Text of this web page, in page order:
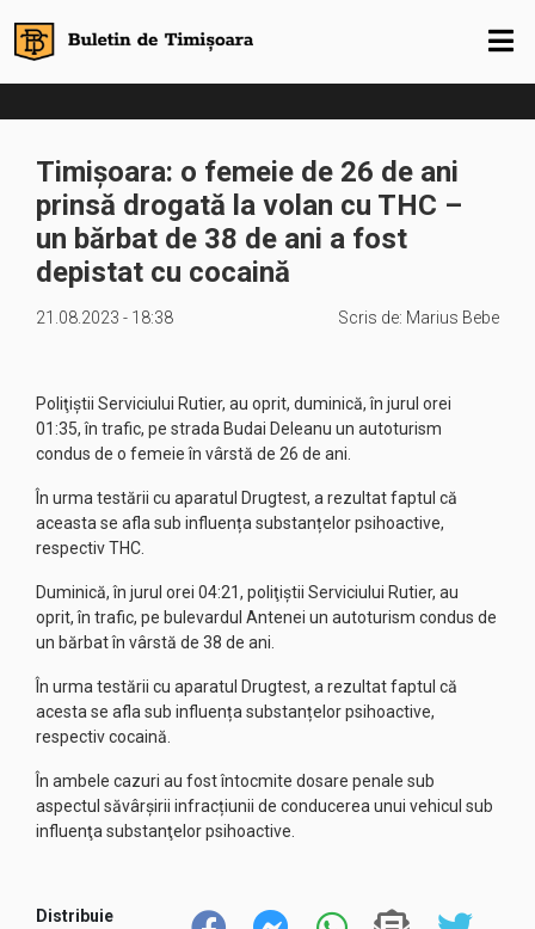
Timișoara: o femeie de 26 de ani
prinsă drogată la volan cu THC –
un bărbat de 38 de ani a fost
depistat cu cocaină
21.08.2023 - 18:38 Scris de: Marius Bebe
Poliţiştii Serviciului Rutier, au oprit, duminică, în jurul orei
01:35, în trafic, pe strada Budai Deleanu un autoturism
condus de o femeie în vârstă de 26 de ani.
În urma testării cu aparatul Drugtest, a rezultat faptul că
aceasta se afla sub influența substanțelor psihoactive,
respectiv THC.
Duminică, în jurul orei 04:21, poliţiştii Serviciului Rutier, au
oprit, în trafic, pe bulevardul Antenei un autoturism condus de
un bărbat în vârstă de 38 de ani.
În urma testării cu aparatul Drugtest, a rezultat faptul că
acesta se afla sub influența substanțelor psihoactive,
respectiv cocaină.
În ambele cazuri au fost întocmite dosare penale sub
aspectul săvârșirii infracțiunii de conducerea unui vehicul sub
influenţa substanţelor psihoactive.
Distribuie